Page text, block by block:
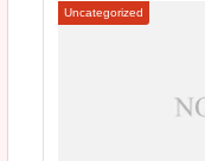
Uncategorized